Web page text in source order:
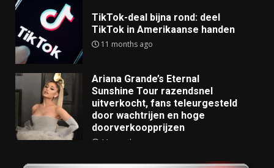
TikTok-deal bijna rond: deel
TikTok in Amerikaanse handen
11 months ago
Ariana Grande’s Eternal
Sunshine Tour razendsnel
uitverkocht, fans teleurgesteld
door wachtrijen en hoge
doorverkoopprijzen
11 months ago